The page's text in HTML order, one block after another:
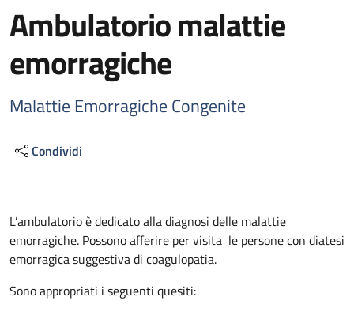
Ambulatorio malattie
emorragiche
Malattie Emorragiche Congenite
Condividi
Descrizione
L’ambulatorio è dedicato alla diagnosi delle malattie
emorragiche. Possono afferire per visita le persone con diatesi
emorragica suggestiva di coagulopatia.
Sono appropriati i seguenti quesiti: